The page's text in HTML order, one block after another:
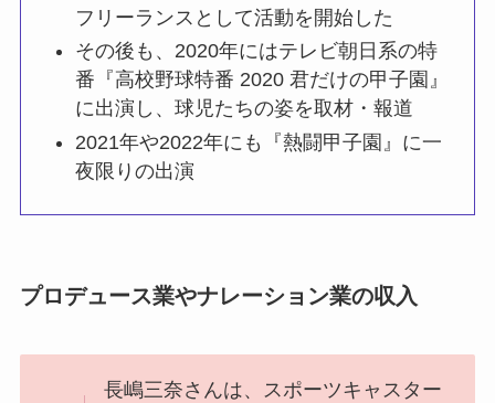
フリーランスとして活動を開始した
その後も、2020年にはテレビ朝日系の特
番『高校野球特番 2020 君だけの甲子園』
に出演し、球児たちの姿を取材・報道
2021年や2022年にも『熱闘甲子園』に一
夜限りの出演
プロデュース業やナレーション業の収入
長嶋三奈さんは、スポーツキャスター